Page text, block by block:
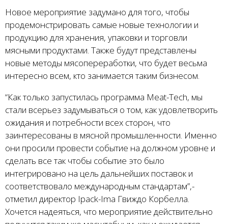
Новое мероприятие задумано для того, чтобы
продемонстрировать самые новые технологии и
продукцию для хранения, упаковки и торговли
мясными продуктами. Также будут представлены
новые методы мясопереработки, что будет весьма
интересно всем, кто занимается таким бизнесом.
“Как только запустилась программа Meat-Tech, мы
стали всерьез задумываться о том, как удовлетворить
ожидания и потребности всех сторон, что
заинтересованы в мясной промышленности. Именно
они просили провести событие на должном уровне и
сделать все так чтобы событие это было
интегрировано на цель дальнейших поставок и
соответствовало международным стандартам”,-
отметил директор Ipack-Ima Гвиждо Корбелла.
Хочется надеяться, что мероприятие действительно